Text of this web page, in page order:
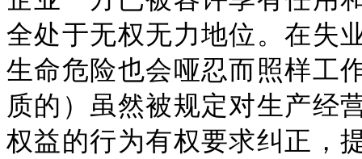
全处于无权无力地位。在失
生命危险也会哑忍而照样工
质的）虽然被规定对生产经
权益的行为有权要求纠正，